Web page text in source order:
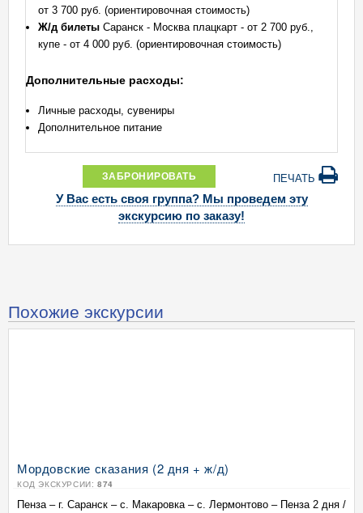
от 3 700 руб. (ориентировочная стоимость)
Ж/д билеты Саранск - Москва плацкарт - от 2 700 руб.,
купе - от 4 000 руб. (ориентировочная стоимость)
Дополнительные расходы:
Личные расходы, сувениры
Дополнительное питание
ЗАБРОНИРОВАТЬ ПЕЧАТЬ
У Вас есть своя группа? Мы проведем эту
экскурсию по заказу!
Похожие экскурсии
Мордовские сказания (2 дня + ж/д)
КОД ЭКСКУРСИИ: 874
Пенза – г. Саранск – с. Макаровка – с. Лермонтово – Пенза 2 дня /